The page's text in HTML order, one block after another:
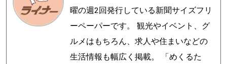
曜の週2回発行している新聞サイズフリ
ーペーパーです。 観光やイベント、グ
ルメはもちろん、求人や住まいなどの
生活情報も幅広く掲載。 「めくるた